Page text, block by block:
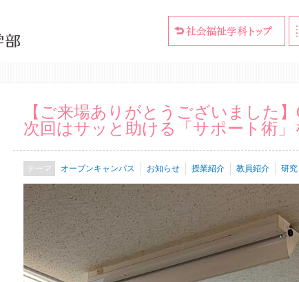
【ご来場ありがとうございました
次回はサッと助ける「サポート術」
オープンキャンパス お知らせ 授業紹介 教員紹介 研究